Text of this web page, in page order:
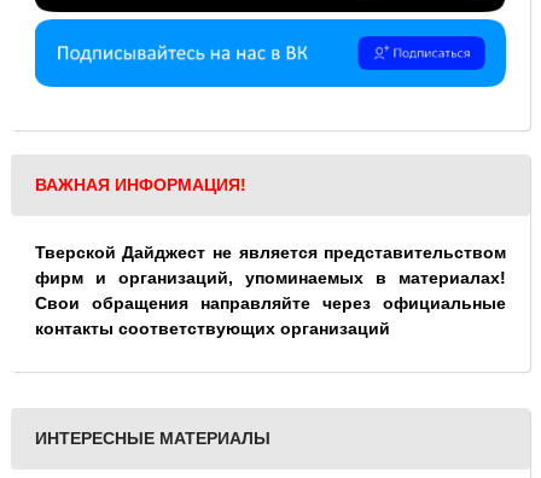
ВАЖНАЯ ИНФОРМАЦИЯ!
Тверской Дайджест не является представительством
фирм и организаций, упоминаемых в материалах!
Свои обращения направляйте через официальные
контакты соответствующих организаций
ИНТЕРЕСНЫЕ МАТЕРИАЛЫ